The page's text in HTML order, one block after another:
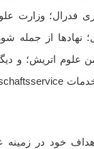
فدرال؛ وزارت
نهادها از جمله
علوم اتریش؛ و
خود در زمینه